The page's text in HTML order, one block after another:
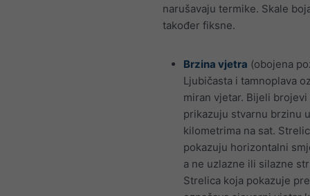
narušavaju termike. Skale
također fiksne.
Brzina vjetra (obojena
Ljubičasta i tamnoplava
miran vjetar. Bijeli brojevi
prikazuju stvarnu brzinu u
kilometrima na sat.
pokazuju horizontalni
a ne uzlazne ili silazne
Strelica koja pokazuje